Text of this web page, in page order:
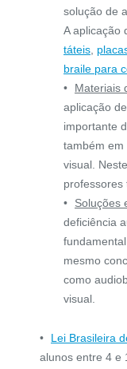
solução de
A aplicação
táteis
braile para
Materiais
aplicação
importante
também em
visual.
professores
Soluções
deficiência
mesmo
como
visual.
Lei Brasileira
alunos entre 4 e